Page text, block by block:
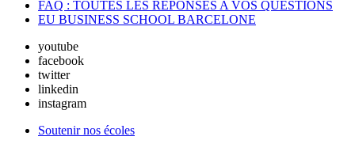
FAQ : TOUTES LES REPONSES A VOS QUESTIONS
EU BUSINESS SCHOOL BARCELONE
youtube
facebook
twitter
linkedin
instagram
Soutenir nos écoles